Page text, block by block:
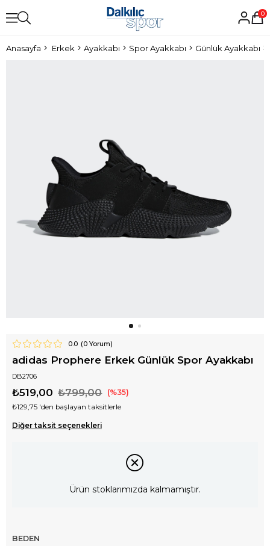
0
Anasayfa Erkek Ayakkabı Spor Ayakkabı Günlük Ayakkabı
0.0 (0Yorum)
adidas Prophere Erkek Günlük Spor Ayakkabı
DB2706
₺799,00
₺519,00 35
₺129,75 'den başlayan taksitlerle
Diğer taksit seçenekleri
Ürün stoklarımızda kalmamıştır.
BEDEN